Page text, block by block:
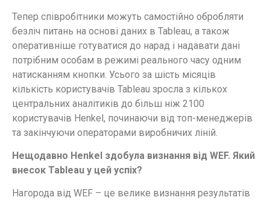
Тепер співробітники можуть самостійно обробляти
безліч питань на основі даних в Tableau, а також
оперативніше готуватися до нарад і надавати дані
потрібним особам в режимі реального часу одним
натисканням кнопки. Усього за шість місяців
кількість користувачів Tableau зросла з кількох
центральних аналітиків до більш ніж 2100
користувачів Henkel, починаючи від топ-менеджерів
та закінчуючи операторами виробничих ліній.
Нещодавно Henkel здобула визнання від WEF. Який
внесок Tableau у цей успіх?
Нагорода від WEF – це велике визнання результатів